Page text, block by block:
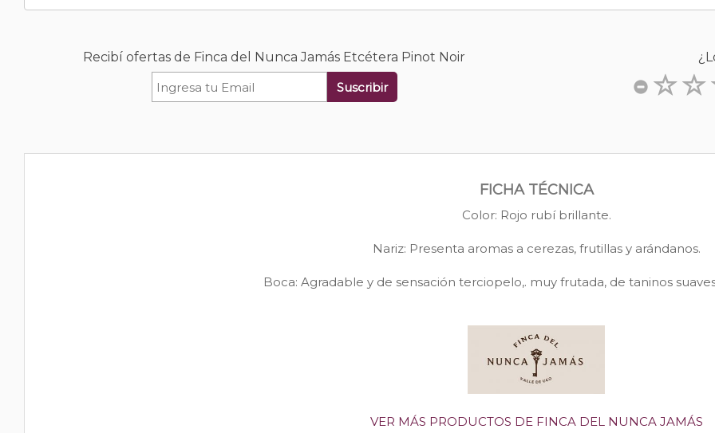
Recibí ofertas de Finca del Nunca Jamás Etcétera Pinot Noir
Suscribir
FICHA TÉCNICA
Color: Rojo rubí brillante.
Nariz: Presenta aromas a cerezas, frutillas y arándanos.
Boca: Agradable y de sensación terciopelo,. muy frutada, de taninos
VER MÁS PRODUCTOS DE FINCA DEL NUNCA JAMÁS